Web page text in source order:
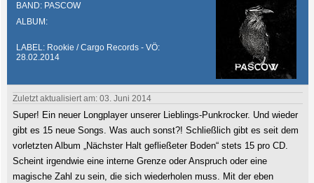
BAND: PASCOW
ALBUM:
LABEL: Rookie / Cargo Records - VÖ:
28.02.2014
Zuletzt aktualisiert am: 03. Juni 2014
Super! Ein neuer Longplayer unserer Lieblings-Punkrocker. Und wieder
gibt es 15 neue Songs. Was auch sonst?! Schließlich gibt es seit dem
vorletzten Album „Nächster Halt gefließeter Boden“ stets 15 pro CD.
Scheint irgendwie eine interne Grenze oder Anspruch oder eine
magische Zahl zu sein, die sich wiederholen muss. Mit der eben